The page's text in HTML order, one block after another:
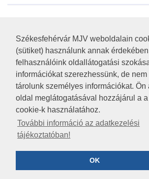
Székesfehérvár MJV weboldalain
(sütiket) használunk annak
felhasználóink oldallátogatási
információkat szerezhessünk, de nem
tárolunk személyes információkat. Ön
oldal meglátogatásával hozzájárul a a
cookie-k használatához.
További információ az adatkezelési
tájékoztatóban!
OK
RSS
A HONLAP 2017.03.31-I ÁLLAPOTA
JOGI NYILATKOZAT
IMPRESSZUM
KÖZÉRDEKŰ ADATOK